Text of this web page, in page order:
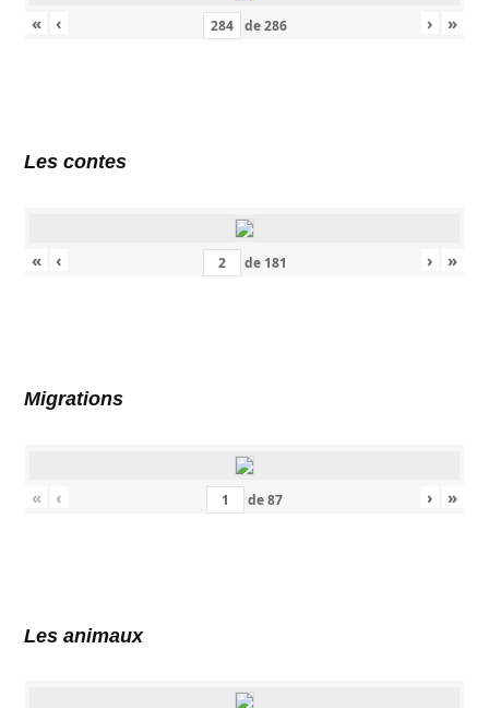
« ‹ de286 › »
Les contes
« ‹ de 181 › »
Migrations
« ‹ de87 › »
Les animaux